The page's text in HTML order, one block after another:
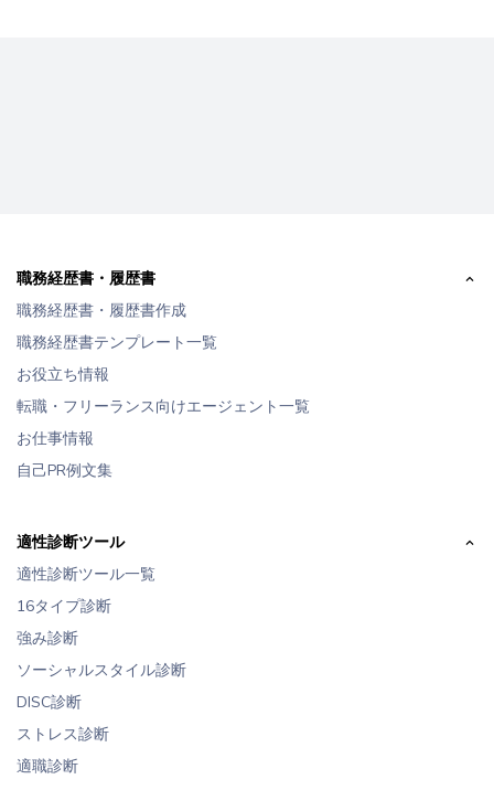
職務経歴書・履歴書
職務経歴書・履歴書作成
職務経歴書テンプレート一覧
お役立ち情報
転職・フリーランス向けエージェント一覧
お仕事情報
自己PR例文集
適性診断ツール
適性診断ツール一覧
16タイプ診断
強み診断
ソーシャルスタイル診断
DISC診断
ストレス診断
適職診断